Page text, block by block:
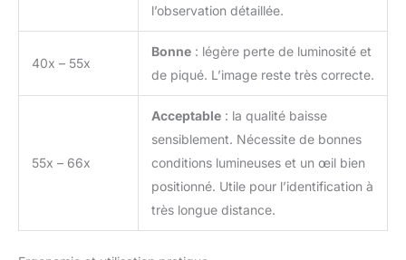
l’observation détaillée.
40x – 55x
Bonne : légère perte de luminosité et
de piqué. L’image reste très correcte.
55x – 66x
Acceptable : la qualité baisse
sensiblement. Nécessite de bonnes
conditions lumineuses et un œil bien
positionné. Utile pour l’identification à
très longue distance.